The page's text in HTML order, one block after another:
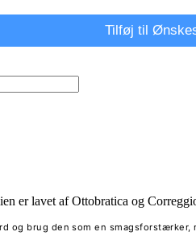
Tilføj til
er lavet af Ottobratica og
og brug den som en